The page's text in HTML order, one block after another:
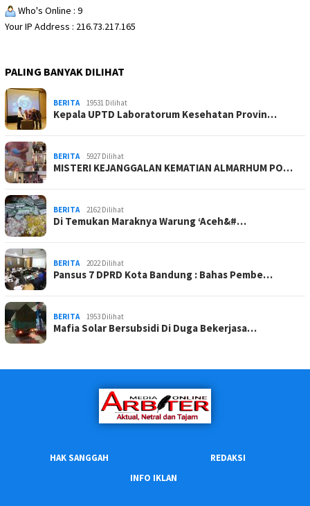
Who's Online : 9
Your IP Address : 216.73.217.165
PALING BANYAK DILIHAT
BERITA 19531 Dilihat
Kepala UPTD Laboratorum Kesehatan Provin…
BERITA 5927 Dilihat
MISTERI KEJANGGALAN KEMATIAN ALMARHUM PO…
BERITA 2162 Dilihat
Di Temukan Maraknya Warung ‘Aceh&#…
BERITA 2022 Dilihat
Pansus 7 DPRD Kota Bandung : Bahas Pembe…
BERITA 1953 Dilihat
Mafia Solar Bersubsidi Di Duga Bekerjasa…
HAK SANGGAH
REDAKSI
INFO IKLAN